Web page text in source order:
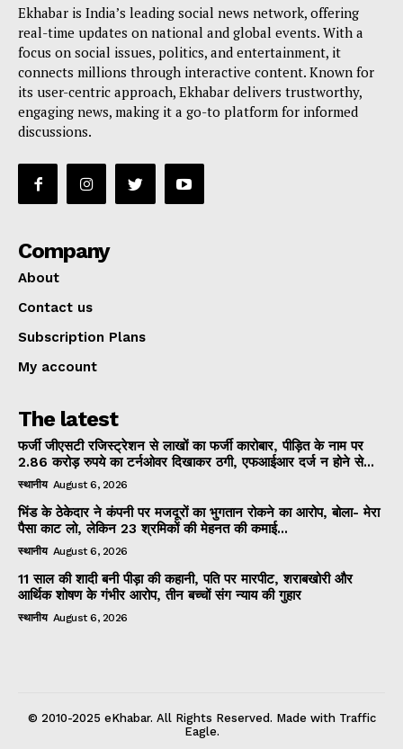
Ekhabar is India’s leading social news network, offering
real-time updates on national and global events. With a
focus on social issues, politics, and entertainment, it
connects millions through interactive content. Known for
its user-centric approach, Ekhabar delivers trustworthy,
engaging news, making it a go-to platform for informed
discussions.
Company
About
Contact us
Subscription Plans
My account
The latest
फर्जी जीएसटी रजिस्ट्रेशन से लाखों का फर्जी कारोबार, पीड़ित के नाम पर
2.86 करोड़ रुपये का टर्नओवर दिखाकर ठगी, एफआईआर दर्ज न होने से...
स्थानीय August 6, 2026
भिंड के ठेकेदार ने कंपनी पर मजदूरों का भुगतान रोकने का आरोप, बोला- मेरा
पैसा काट लो, लेकिन 23 श्रमिकों की मेहनत की कमाई...
स्थानीय August 6, 2026
11 साल की शादी बनी पीड़ा की कहानी, पति पर मारपीट, शराबखोरी और
आर्थिक शोषण के गंभीर आरोप, तीन बच्चों संग न्याय की गुहार
स्थानीय August 6, 2026
© 2010-2025 eKhabar. All Rights Reserved. Made with Traffic
Eagle.